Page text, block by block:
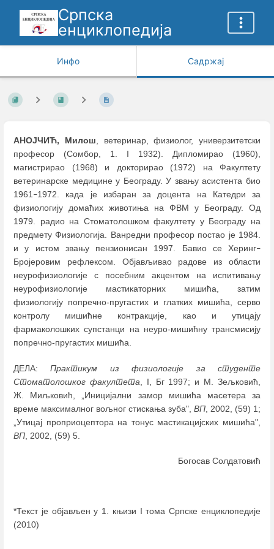
Српска
енциклопедија
Инфо Садржај
АНОЈЧИЋ, Милош, ветеринар, физиолог, универзитетски
професор (Сомбор, 1. I 1932). Дипломирао (1960),
магистрирао (1968) и докторирао (1972) на Факултету
ветеринарске медицине у Београду. У звању асистента био
1961–1972. када је избаран за доцента на Катедри за
физиологију домаћих животиња на ФВМ у Београду. Од
1979. радио на Стоматолошком факултету у Београду на
предмету Физиологија. Ванредни професор постао је 1984.
и у истом звању пензионисан 1997. Бавио се Херинг–
Бројеровим рефлексом. Објављивао радове из области
неурофизиологије с посебним акцентом на испитивању
неурофизиологије мастикаторних мишића, затим
физиологију попречно-пругастих и глатких мишића, серво
контролу мишићне контракције, као и утицају
фармаколошких супстанци на неуро-мишићну трансмисију
попречно-пругастих мишића.
ДЕЛА:Практикум из физиологије за студенте
Стоматолошког факултета , I, Бг 1997; и М. Зељковић,
Ж. Миљковић, „Иницијални замор мишића масетера за
време максималног вољног стискања зуба", ВП , 2002, (59) 1;
„Утицај проприоцептора на тонус мастикацијских мишића",
ВП , 2002, (59) 5.
Богосав Солдатовић
*Текст је објављен у 1. књизи I тома Српске енциклопедије
(2010)